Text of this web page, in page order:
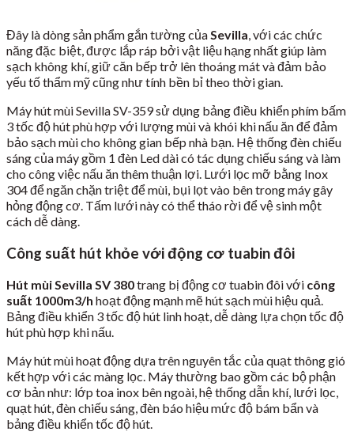
Đây là dòng sản phẩm gắn tường củaSevilla, với các chức
năng đặc biệt, được lắp ráp bởi vật liệu hạng nhất giúp làm
sạch không khí, giữ căn bếp trở lên thoáng mát và đảm bảo
yếu tố thẩm mỹ cũng như tính bền bỉ theo thời gian.
Máy hút mùi Sevilla SV-359 sử dụng bảng điều khiển phím bấm
3 tốc độ hút phù hợp với lượng mùi và khói khi nấu ăn để đảm
bảo sạch mùi cho không gian bếp nhà bạn. Hệ thống đèn chiếu
sáng của máy gồm 1 đèn Led dài có tác dụng chiếu sáng và làm
cho công việc nấu ăn thêm thuận lợi. Lưới lọc mỡ bằng Inox
304 để ngăn chặn triệt để mùi, bụi lọt vào bên trong máy gây
hỏng động cơ. Tấm lưới này có thể tháo rời để vệ sinh một
cách dễ dàng.
Công suất hút khỏe với động cơ tuabin đôi
Hút mùi Sevilla SV 380trang bị động cơ tuabin đôi với công
suất 1000m3/h hoạt động mạnh mẽ hút sạch mùi hiệu quả.
Bảng điều khiển 3 tốc độ hút linh hoạt, dễ dàng lựa chọn tốc độ
hút phù hợp khi nấu.
Máy hút mùi hoạt động dựa trên nguyên tắc của quạt thông gió
kết hợp với các màng lọc. Máy thường bao gồm các bộ phận
cơ bản như: lớp toa inox bên ngoài, hệ thống dẫn khí, lưới lọc,
quạt hút, đèn chiếu sáng, đèn báo hiệu mức độ bám bẩn và
bảng điều khiển tốc độ hút.